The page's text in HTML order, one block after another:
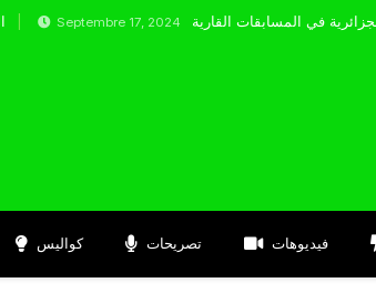
17, 2024
كواليس تصريحات فيديوهات